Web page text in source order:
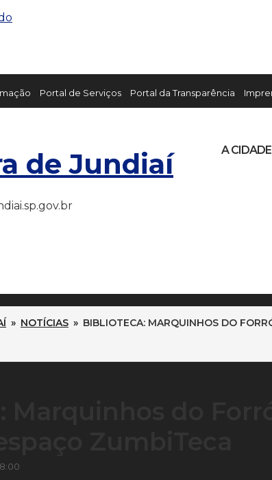
Portal de Serviços Portal da Transparência
de Jundiaí A CIDADE
» NOTÍCIAS » BIBLIOTECA: MARQUINHOS DO